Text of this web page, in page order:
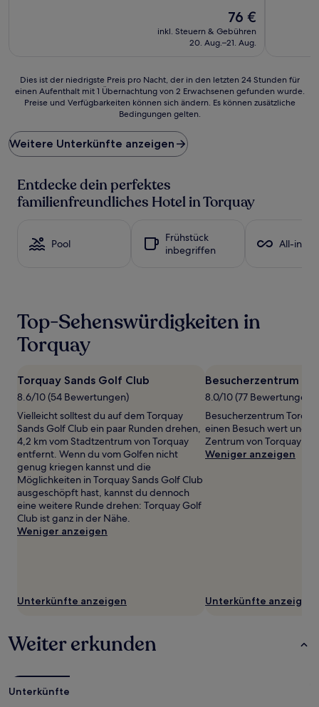
Der
Preis
beträgt
76 €
inkl. Steuern & Gebühren
20. Aug.–21. Aug.
Dies
ist
Preis
pro
Nacht,
den
letzten
einen
gefunden
wurde.
Preise
Verfügbarkeiten
können
sich
ändern.
können
zusätzliche
Bedingungen
gelten.
Dies ist der niedrigste Preis pro Nacht, der in den letzten 24 Stunden für
einen Aufenthalt mit 1 Übernachtung von 2 Erwachsenen gefunden wurde.
Preise und Verfügbarkeiten können sich ändern. Es können zusätzliche
Bedingungen gelten.
Weitere Unterkünfte anzeigen
Entdecke dein perfektes
familienfreundliches Hotel in Torquay
Pool
Frühstück
inbegriffen
All-
Top-Sehenswürdigkeiten in
Torquay
Torquay Sands Golf Club
8.6/10 (54 Bewertungen)
Vielleicht solltest du auf dem Torquay
Sands Golf Club ein paar Runden drehen,
4,2 km vom Stadtzentrum von Torquay
entfernt. Wenn du vom Golfen nicht
genug kriegen kannst und die
Möglichkeiten in Torquay Sands Golf Club
ausgeschöpft hast, kannst du dennoch
eine weitere Runde drehen: Torquay Golf
Club ist ganz in der Nähe.
Weniger anzeigen
Unterkünfte anzeigen
Besucherzentrum
8.0/10 (77 Bewertungen)
Besucherzentrum
einen Besuch wert und
Zentrum von Torquay
Weniger anzeigen
Unterkünfte anzeigen
Weiter erkunden
Unterkünfte